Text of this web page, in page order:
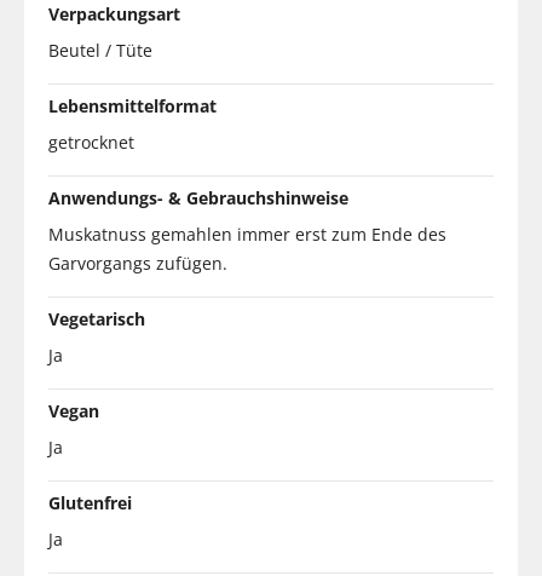
Verpackungsart
Beutel / Tüte
Lebensmittelformat
getrocknet
Anwendungs- & Gebrauchshinweise
Muskatnuss gemahlen immer erst zum Ende des
Garvorgangs zufügen.
Vegetarisch
Ja
Vegan
Ja
Glutenfrei
Ja